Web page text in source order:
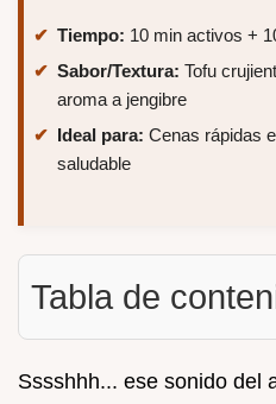
Tiempo: 10 min activos +
Sabor/Textura: Tofu
aroma a jengibre
Ideal para: Cenas rápidas
saludable
Tabla de
Sssshhh... ese sonido del